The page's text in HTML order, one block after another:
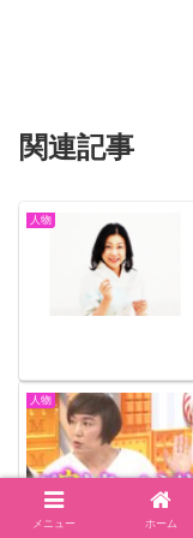
関連記事
人物
人物
メニュー ホーム